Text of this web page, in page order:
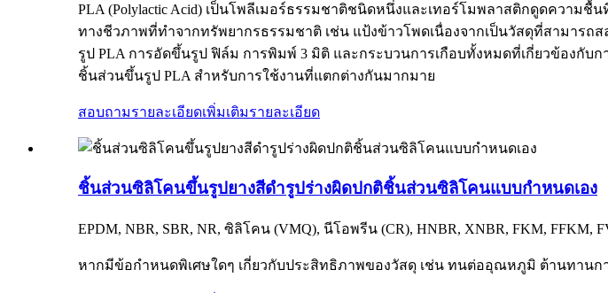
PLA (Polylactic Acid) เป็นโพลีเมอร์ธรรมชาติชนิดหนึ่งและเทอร์โมพลาสติกดูดความ
ทางชีวภาพที่ทำจากทรัพยากรธรรมชาติ เช่น แป้งข้าวโพดเนื่องจากเป็นวัสดุที่สามารถ
รูป PLA การอัดขึ้นรูป ฟิล์ม การพิมพ์ 3 มิติ และกระบวนการเกือบทั้งหมดที่เกี่ยวข้องกั
ชิ้นส่วนขึ้นรูป PLA สำหรับการใช้งานที่แตกต่างกันมากมาย
สอบถามรายละเอียดเพิ่มเติมรายละเอียด
ชิ้นส่วนซิลิโคนขึ้นรูปยางสีดำรูปร่างผิดปกติชิ้นส่วนซิลิโคนแบบกำหนดเอง
EPDM, NBR, SBR, NR, ซิลิโคน (VMQ), นีโอพรีน (CR), HNBR, XNBR, FKM, FFKM,
หากมีข้อกำหนดพิเศษใดๆ เกี่ยวกับประสิทธิภาพของวัสดุ เช่น ทนต่ออุณหภูมิ ต้านทานก